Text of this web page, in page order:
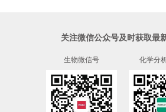
关注微信公众号及时获取最
生物微信号 化学分